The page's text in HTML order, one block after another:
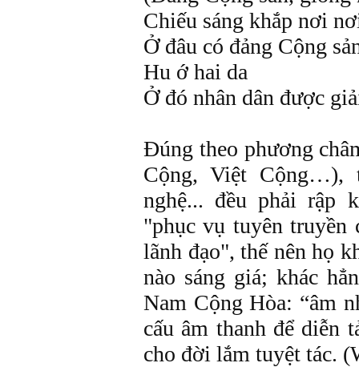
Chiếu sáng khắp nơi
Ở đâu có đảng Cộng
Hu ớ hai da
Ở đó nhân dân được
Đúng theo phương
Cộng, Việt Cộng…),
nghệ... đều phải rập
"phục vụ tuyên truyền
lãnh đạo", thế nên họ
nào sáng giá; khác
Nam Cộng Hòa: “âm
cấu âm thanh để diễn
cho đời lắm tuyệt tác.